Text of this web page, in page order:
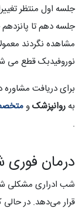
جلسه اول منتظر
جلسه دهم تا
مشاهده نگردند
نوروفیدبک قطع می
برای دریافت مشاوره
به روانپزشکو
.
درمان فوری
شب ادراری مشکلی
قرار می‌دهد. در حالی